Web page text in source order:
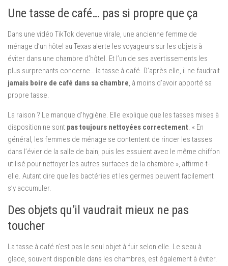
Une tasse de café… pas si propre que ça
Dans une vidéo TikTok devenue virale, une ancienne femme de
ménage d’un hôtel au Texas alerte les voyageurs sur les objets à
éviter dans une chambre d’hôtel. Et l’un de ses avertissements les
plus surprenants concerne… la tasse à café. D’après elle, il ne faudrait
jamais boire de café dans sa chambre, à moins d’avoir apporté sa
propre tasse.
La raison ? Le manque d’hygiène. Elle explique que les tasses mises à
disposition ne sont pas toujours nettoyées correctement. « En
général, les femmes de ménage se contentent de rincer les tasses
dans l’évier de la salle de bain, puis les essuient avec le même chiffon
utilisé pour nettoyer les autres surfaces de la chambre », affirme-t-
elle. Autant dire que les bactéries et les germes peuvent facilement
s’y accumuler.
Des objets qu’il vaudrait mieux ne pas
toucher
La tasse à café n’est pas le seul objet à fuir selon elle. Le seau à
glace, souvent disponible dans les chambres, est également à éviter.